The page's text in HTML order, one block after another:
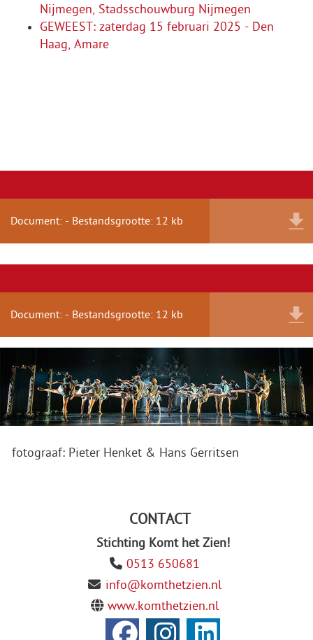
Nijmegen, Stadsschouwburg Nijmegen
GEWEEST: zaterdag 15 februari 2025 - Den
Haag, Amare
Document: - Bestandsgrootte: 12 kb
Document: - Bestandsgrootte: 12 kb
fotograaf: Pieter Henket & Hans Gerritsen
CONTACT
Stichting Komt het Zien!
0513 650681
info@komthetzien.nl
www.komthetzien.nl